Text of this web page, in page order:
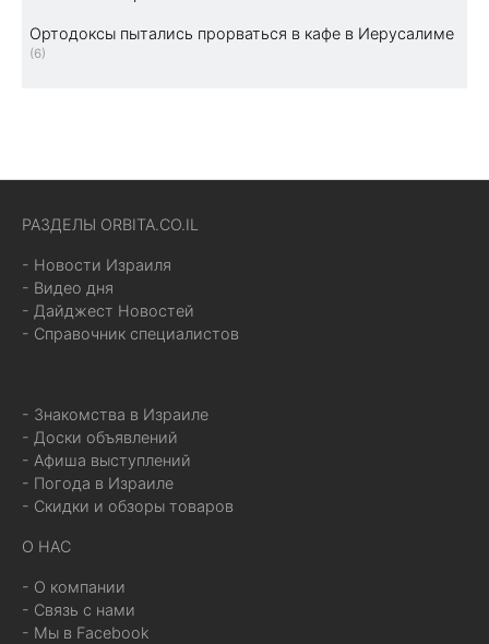
Ортодоксы пытались прорваться в кафе в Иерусалиме
(6)
РАЗДЕЛЫ ORBITA.CO.IL
- Новости Израиля
- Видео дня
- Дайджест Новостей
- Справочник специалистов
- Знакомства в Израиле
- Доски объявлений
- Афиша выступлений
- Погода в Израиле
- Скидки и обзоры товаров
О НАС
- О компании
- Связь с нами
- Мы в Facebook